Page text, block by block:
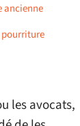
ancienne
pourriture
les avocats,